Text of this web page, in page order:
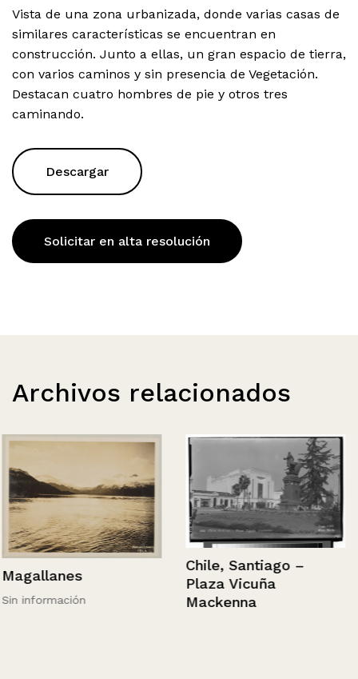
Vista de una zona urbanizada, donde varias casas de
similares características se encuentran en
construcción. Junto a ellas, un gran espacio de tierra,
con varios caminos y sin presencia de Vegetación.
Destacan cuatro hombres de pie y otros tres
caminando.
Descargar
Solicitar en alta resolución
Archivos relacionados
Magallanes
Sin información
Chile, Santiago –
Plaza Vicuña
Mackenna